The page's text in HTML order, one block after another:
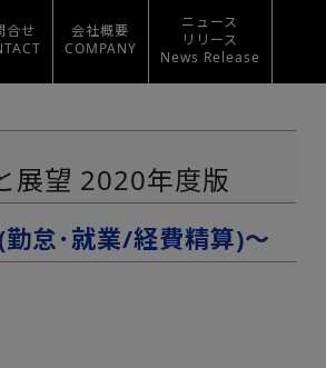
合せ
会社概要
COMPANY
ニュース
リリース
News Release
展望 2020年度版
怠･就業/経費精算)～